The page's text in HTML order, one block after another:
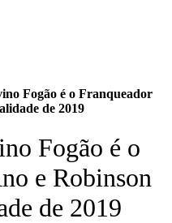
Fogão é o Franqueador
de 2019
Fogão é o
e Robinson
de 2019